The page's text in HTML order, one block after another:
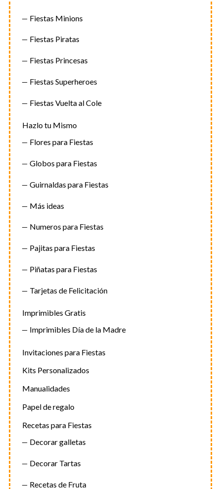
Fiestas Minions
Fiestas Piratas
Fiestas Princesas
Fiestas Superheroes
Fiestas Vuelta al Cole
Hazlo tu Mismo
Flores para Fiestas
Globos para Fiestas
Guirnaldas para Fiestas
Más ideas
Numeros para Fiestas
Pajitas para Fiestas
Piñatas para Fiestas
Tarjetas de Felicitación
Imprimibles Gratis
Imprimibles Día de la Madre
Invitaciones para Fiestas
Kits Personalizados
Manualidades
Papel de regalo
Recetas para Fiestas
Decorar galletas
Decorar Tartas
Recetas de Fruta